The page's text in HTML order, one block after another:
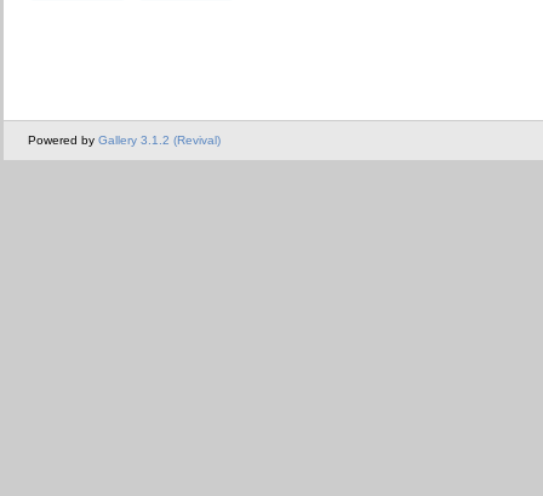
Powered by Gallery 3.1.2 (Revival)